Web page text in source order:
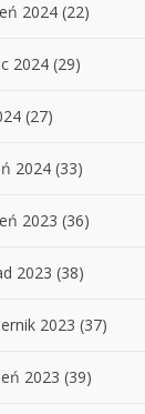
2024 (22)
2024 (29)
(27)
2024 (33)
2023 (36)
2023 (38)
2023 (37)
2023 (39)